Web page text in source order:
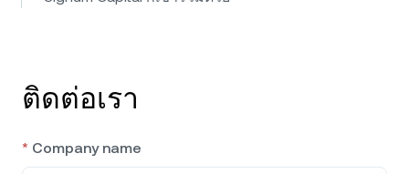
ติดต่อเรา
* Company name